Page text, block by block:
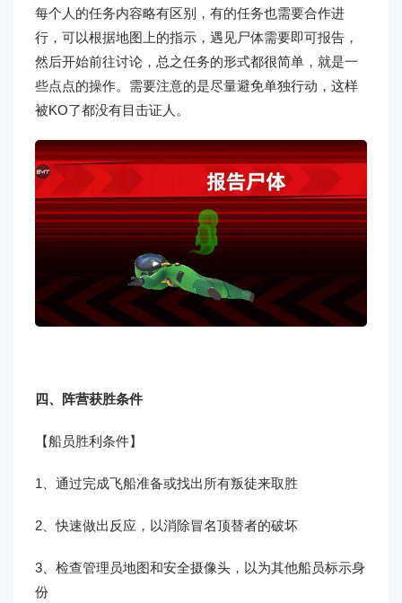
每个人的任务内容略有区别，有的任务也需要合作进
行，可以根据地图上的指示，遇见尸体需要即可报告，
然后开始前往讨论，总之任务的形式都很简单，就是一
些点点的操作。需要注意的是尽量避免单独行动，这样
被KO了都没有目击证人。
四、阵营获胜条件
【船员胜利条件】
1、通过完成飞船准备或找出所有叛徒来取胜
2、快速做出反应，以消除冒名顶替者的破坏
3、检查管理员地图和安全摄像头，以为其他船员标示身
份